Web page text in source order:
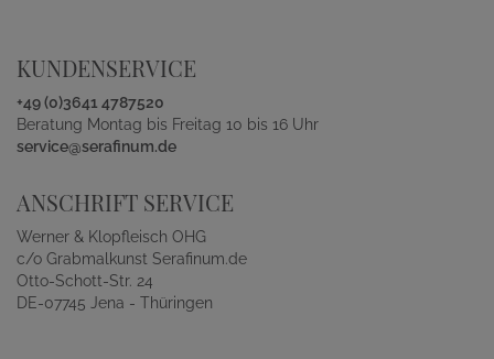
KUNDENSERVICE
+49 (0)3641 4787520
Beratung Montag bis Freitag 10 bis 16 Uhr
service@serafinum.de
ANSCHRIFT SERVICE
Werner & Klopfleisch OHG
c/o Grabmalkunst Serafinum.de
Otto-Schott-Str. 24
DE-07745 Jena - Thüringen